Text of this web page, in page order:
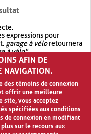
expressions pour
garage à véloretournera
à vélo".
avec OR.garage OR vélo
quegarage à vélo
AFIN DE
NAVIGATION.
des témoins de connexion
offrir une meilleure
site, vous acceptez
spécifiées aux conditions
de connexion en modifiant
sur le recours aux